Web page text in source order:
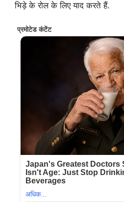
भिड़े के रोल के लिए याद करते हैं.